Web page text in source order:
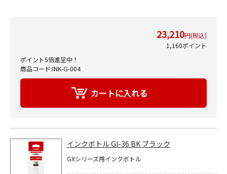
23,210円(税込)
1,160ポイント
ポイント5倍進呈中！
商品コード:INK-G-004
インクボトル GI-36 BK ブラック
GXシリーズ用インクボトル